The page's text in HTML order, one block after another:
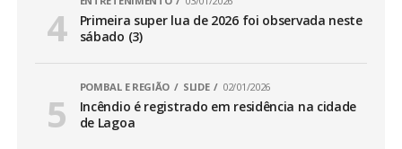
Primeira super lua de 2026 foi observada neste
sábado (3)
POMBAL E REGIÃO SLIDE 02/01/2026
Incêndio é registrado em residência na cidade
de Lagoa